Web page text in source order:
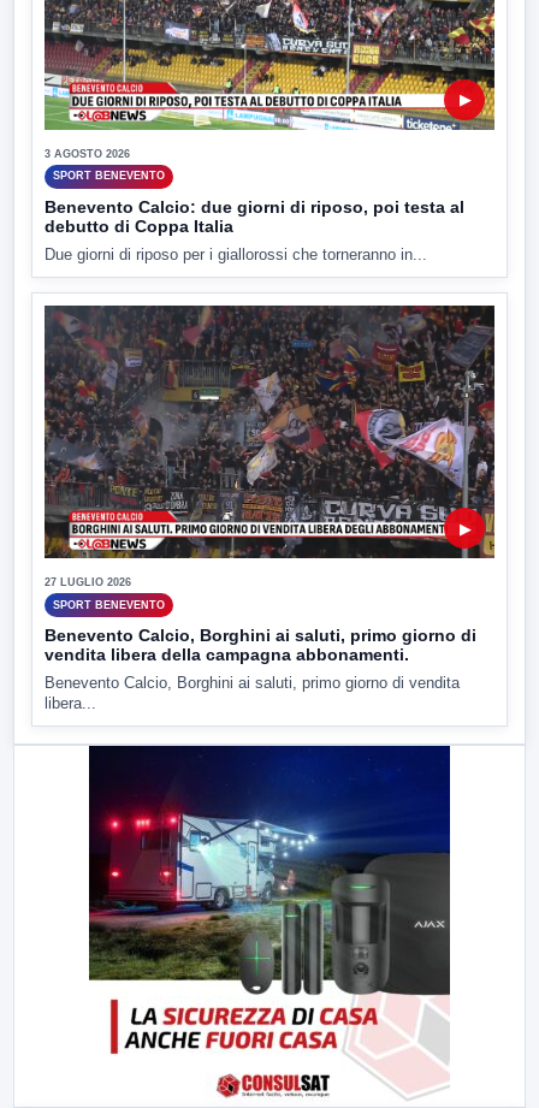
▶
3 AGOSTO 2026
SPORT BENEVENTO
Benevento Calcio: due giorni di riposo, poi testa al
debutto di Coppa Italia
Due giorni di riposo per i giallorossi che torneranno in...
▶
27 LUGLIO 2026
SPORT BENEVENTO
Benevento Calcio, Borghini ai saluti, primo giorno di
vendita libera della campagna abbonamenti.
Benevento Calcio, Borghini ai saluti, primo giorno di vendita
libera...